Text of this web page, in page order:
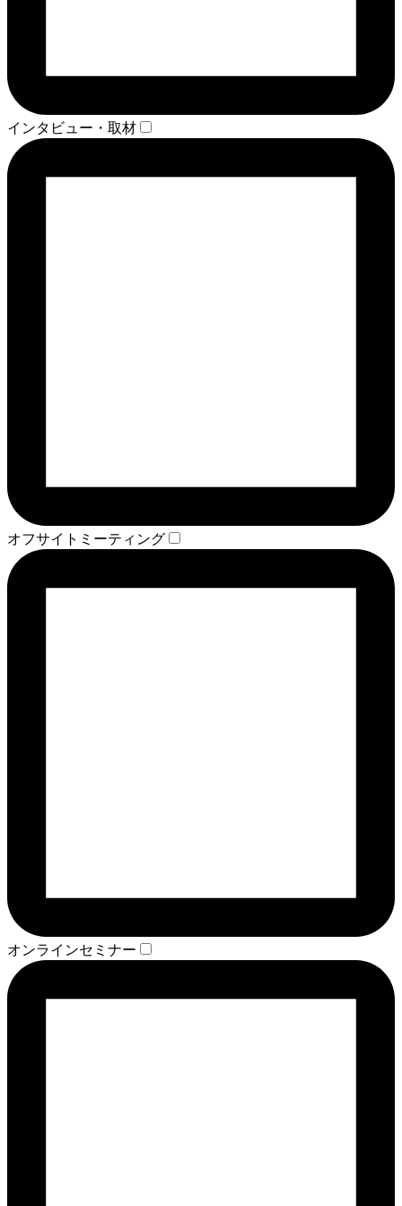
インタビュー・取材
オフサイトミーティング
オンラインセミナー